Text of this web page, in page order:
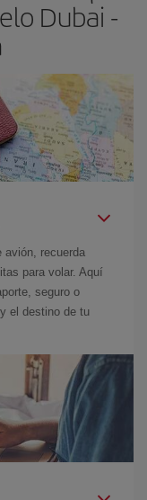
Dubai -
avión, recuerda
para volar. Aquí
seguro o
el destino de tu